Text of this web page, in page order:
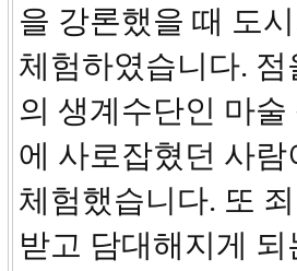
을 강론했을 때 도
체험하였습니다.
의 생계수단인 마
에 사로잡혔던 사
체험했습니다. 또
받고 담대해지게